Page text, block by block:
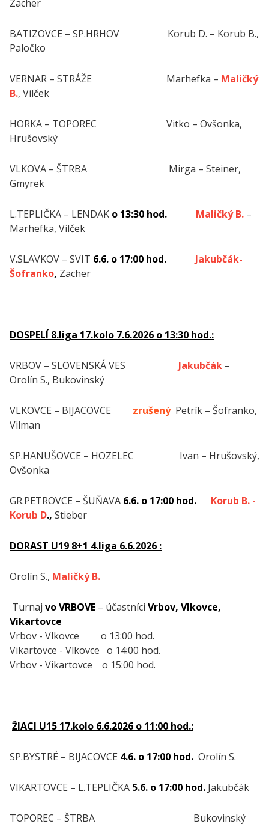
Zacher
BATIZOVCE – SP.HRHOV Korub D. – Korub B.,
Paločko
VERNAR – STRÁŽE Marhefka – Maličký
B., Vilček
HORKA – TOPOREC Vitko – Ovšonka,
Hrušovský
VLKOVA – ŠTRBA Mirga – Steiner,
Gmyrek
L.TEPLIČKA – LENDAK o 13:30 hod. Maličký B. –
Marhefka, Vilček
V.SLAVKOV – SVIT 6.6. o 17:00 hod.
Jakubčák-
Šofranko, Zacher
DOSPELÍ 8.liga 17.kolo 7.6.2026 o 13:30 hod.:
VRBOV – SLOVENSKÁ VES Jakubčák –
Orolín S., Bukovinský
VLKOVCE – BIJACOVCE zrušenýPetrík – Šofranko,
Vilman
SP.HANUŠOVCE – HOZELEC Ivan – Hrušovský,
Ovšonka
GR.PETROVCE – ŠUŇAVA 6.6. o 17:00 hod.
Korub B. -
Korub D., Stieber
DORAST U19 8+1 4.liga 6.6.2026 :
Orolín S., Maličký B.
Turnaj vo VRBOVE – účastníci Vrbov, Vlkovce,
Vikartovce
Vrbov - Vlkovce o 13:00 hod.
Vikartovce - Vlkovce o 14:00 hod.
Vrbov - Vikartovce o 15:00 hod.
ŽIACI U15 17.kolo 6.6.2026 o 11:00 hod.:
SP.BYSTRÉ – BIJACOVCE 4.6. o 17:00 hod. Orolín S.
VIKARTOVCE – L.TEPLIČKA 5.6. o 17:00 hod. Jakubčák
TOPOREC – ŠTRBA Bukovinský